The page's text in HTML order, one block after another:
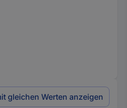
gleichen Werten anzeigen